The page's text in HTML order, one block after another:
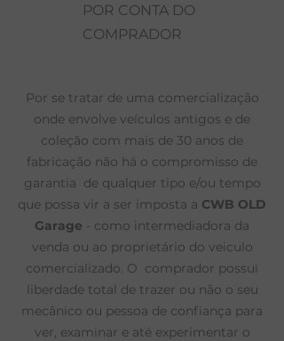
POR CONTA DO
COMPRADOR
Por se tratar de uma comercialização
onde envolve veículos antigos e de
coleção com mais de 30 anos de
fabricação não há o compromisso de
garantia de qualquer tipo e/ou tempo
que possa vir a ser imposta a CWB OLD
Garage - como intermediadora da
venda ou ao proprietário do veiculo
comercializado. O comprador possui
liberdade total de trazer ou não o seu
mecânico ou pessoa de confiança para
ver, examinar e até experimentar o